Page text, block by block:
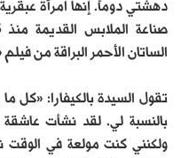
دهشتي دوماً. إنها امرأة
الساتان الأحمر البراقة من
تقول السيدة بالكيفارا: «كل
بالنسبة لي. لقد نشأت عاشقة
ولكنني كنت مولعة في الوقت